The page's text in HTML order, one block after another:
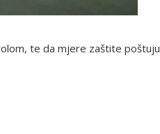
te da mjere zaštite poštuju